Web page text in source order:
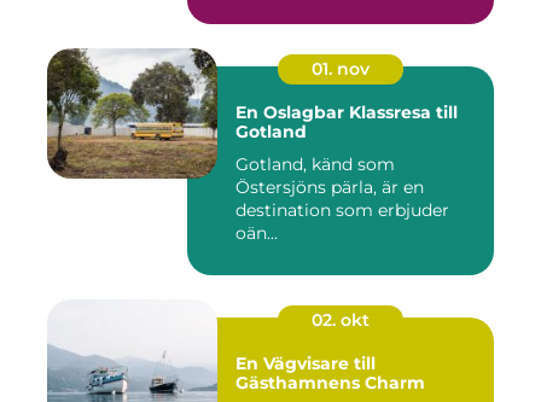
01. nov
En Oslagbar Klassresa till
Gotland
Gotland, känd som
Östersjöns pärla, är en
destination som erbjuder
oän...
02. okt
En Vägvisare till
Gästhamnens Charm